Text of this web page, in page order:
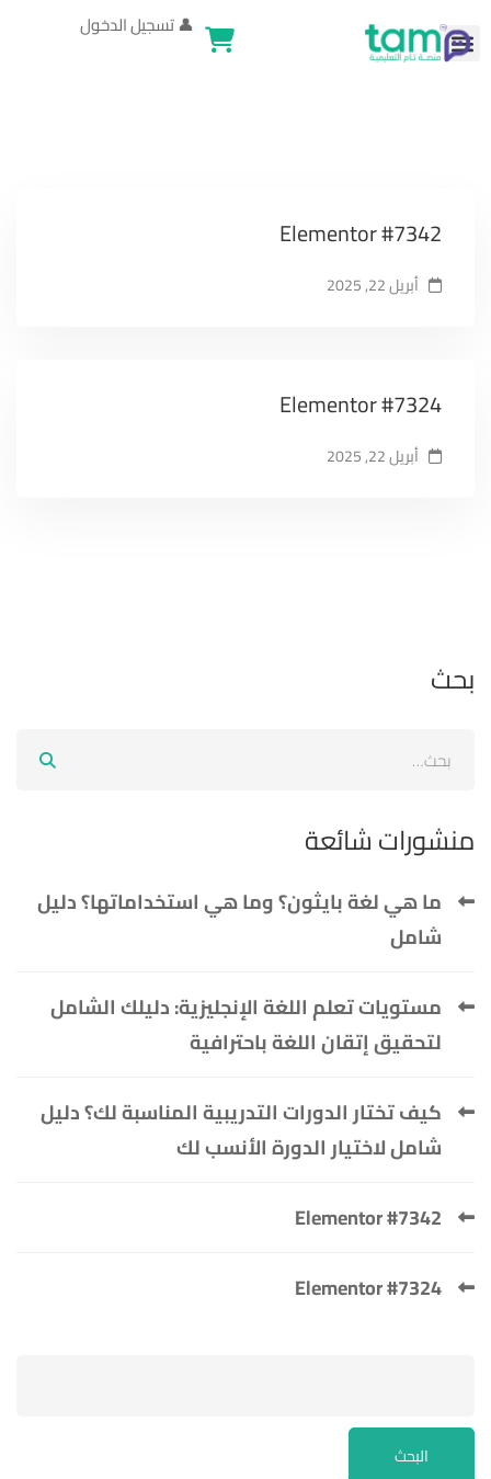
👤تسجيل الدخول
بحث
منشورات شائعة
ما هي لغة بايثون؟ وما هي استخداماتها؟ دليل
شامل
مستويات تعلم اللغة الإنجليزية: دليلك الشامل
لتحقيق إتقان اللغة باحترافية
كيف تختار الدورات التدريبية المناسبة لك؟ دليل
شامل لاختيار الدورة الأنسب لك
Elementor #7342
Elementor #7324
البحث
Elementor #7342
أبريل 22, 2025
Elementor #7324
أبريل 22, 2025